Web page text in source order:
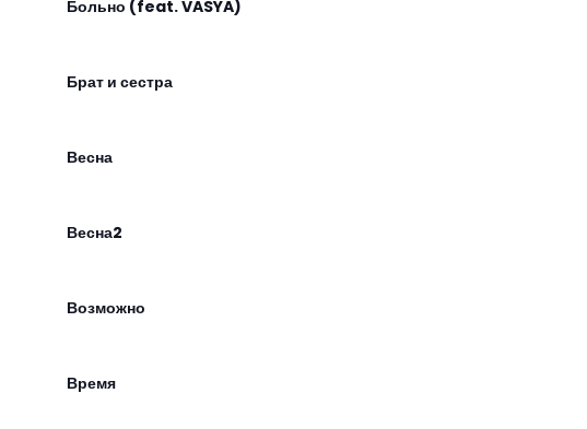
Больно (feat. VASYA)
Брат и сестра
Весна
Весна2
Возможно
Время